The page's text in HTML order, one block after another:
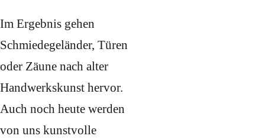
Im Ergebnis gehen
Schmiedegeländer, Türen
oder Zäune nach alter
Handwerkskunst hervor.
Auch noch heute werden
von uns kunstvolle